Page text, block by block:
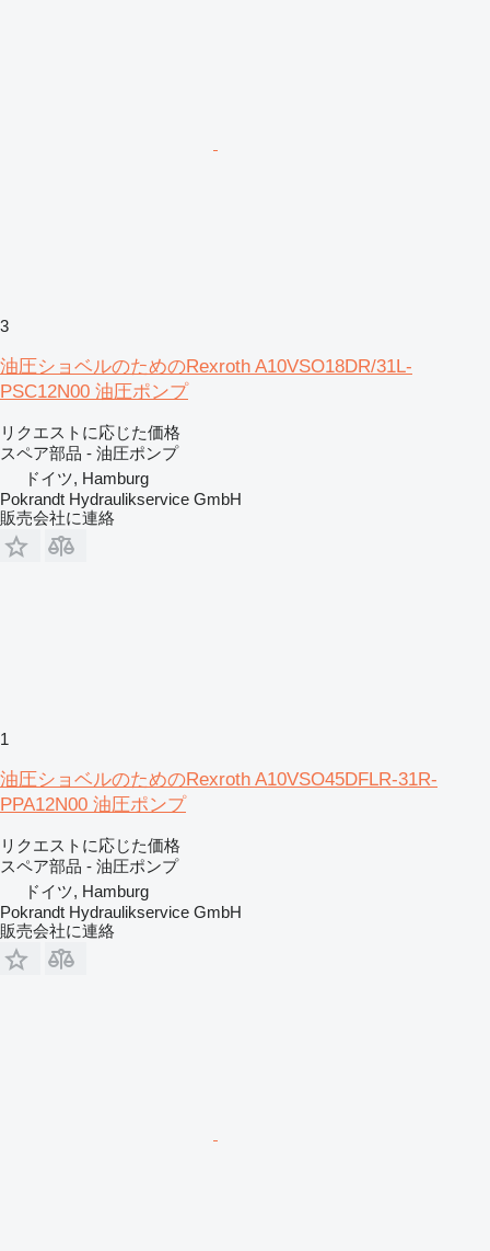
3
油圧ショベルのためのRexroth A10VSO18DR/31L-
PSC12N00 油圧ポンプ
リクエストに応じた価格
スペア部品 - 油圧ポンプ
ドイツ, Hamburg
Pokrandt Hydraulikservice GmbH
販売会社に連絡
1
油圧ショベルのためのRexroth A10VSO45DFLR-31R-
PPA12N00 油圧ポンプ
リクエストに応じた価格
スペア部品 - 油圧ポンプ
ドイツ, Hamburg
Pokrandt Hydraulikservice GmbH
販売会社に連絡